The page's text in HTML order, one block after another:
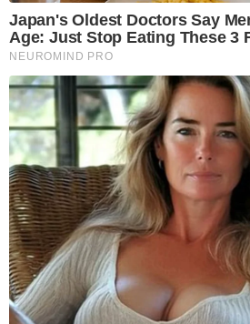
Japan's Oldest Doctors Say
Age: Just Stop Eating These 3
NEUROMIND PRO